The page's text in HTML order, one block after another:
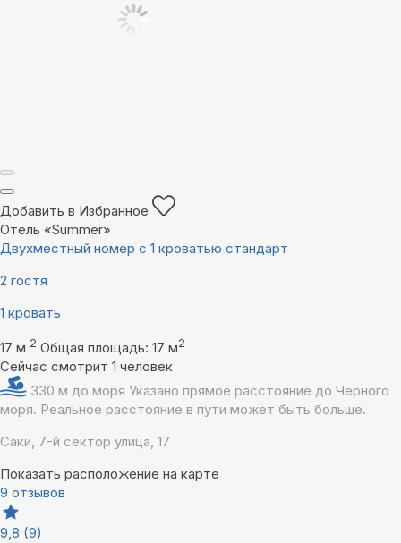
Добавить в Избранное
Отель «Summer»
Двухместный номер с 1 кроватью стандарт
2 гостя
1 кровать
17 м 2 Общая площадь: 17 м2
Сейчас смотрит 1 человек
330 м до моря Указано прямое расстояние до Чёрного
моря. Реальное расстояние в пути может быть больше.
Саки, 7-й сектор улица, 17
Показать расположение на карте
9 отзывов
9,8 (9)